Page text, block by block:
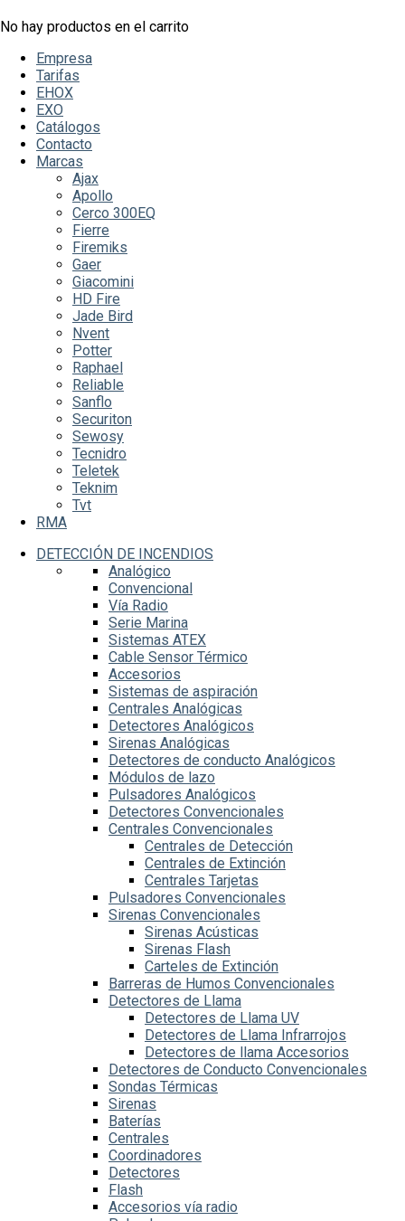
No hay productos en el carrito
Empresa
Tarifas
EHOX
EXO
Catálogos
Contacto
Marcas
Ajax
Apollo
Cerco 300EQ
Fierre
Firemiks
Gaer
Giacomini
HD Fire
Jade Bird
Nvent
Potter
Raphael
Reliable
Sanflo
Securiton
Sewosy
Tecnidro
Teletek
Teknim
Tvt
RMA
DETECCIÓN DE INCENDIOS
Analógico
Convencional
Vía Radio
Serie Marina
Sistemas ATEX
Cable Sensor Térmico
Accesorios
Sistemas de aspiración
Centrales Analógicas
Detectores Analógicos
Sirenas Analógicas
Detectores de conducto Analógicos
Módulos de lazo
Pulsadores Analógicos
Detectores Convencionales
Centrales Convencionales
Centrales de Detección
Centrales de Extinción
Centrales Tarjetas
Pulsadores Convencionales
Sirenas Convencionales
Sirenas Acústicas
Sirenas Flash
Carteles de Extinción
Barreras de Humos Convencionales
Detectores de Llama
Detectores de Llama UV
Detectores de Llama Infrarrojos
Detectores de llama Accesorios
Detectores de Conducto Convencionales
Sondas Térmicas
Sirenas
Baterías
Centrales
Coordinadores
Detectores
Flash
Accesorios vía radio